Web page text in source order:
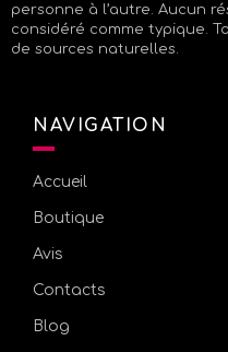
personne à l’autre. Aucun
considéré comme typique.
de sources naturelles.
NAVIGATION
Accueil
Boutique
Avis
Contacts
Blog